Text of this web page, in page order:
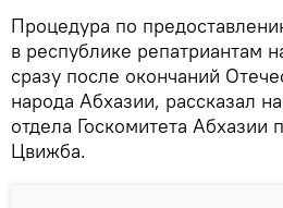
Процедура по
в республике репатриантам
сразу после окончаний
народа Абхазии, рассказал
отдела Госкомитета Абхазии
Цвижба.